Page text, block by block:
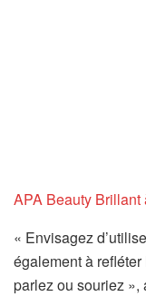
APA Beauty Brillant
« Envisagez
également à
parlez ou souriez »,